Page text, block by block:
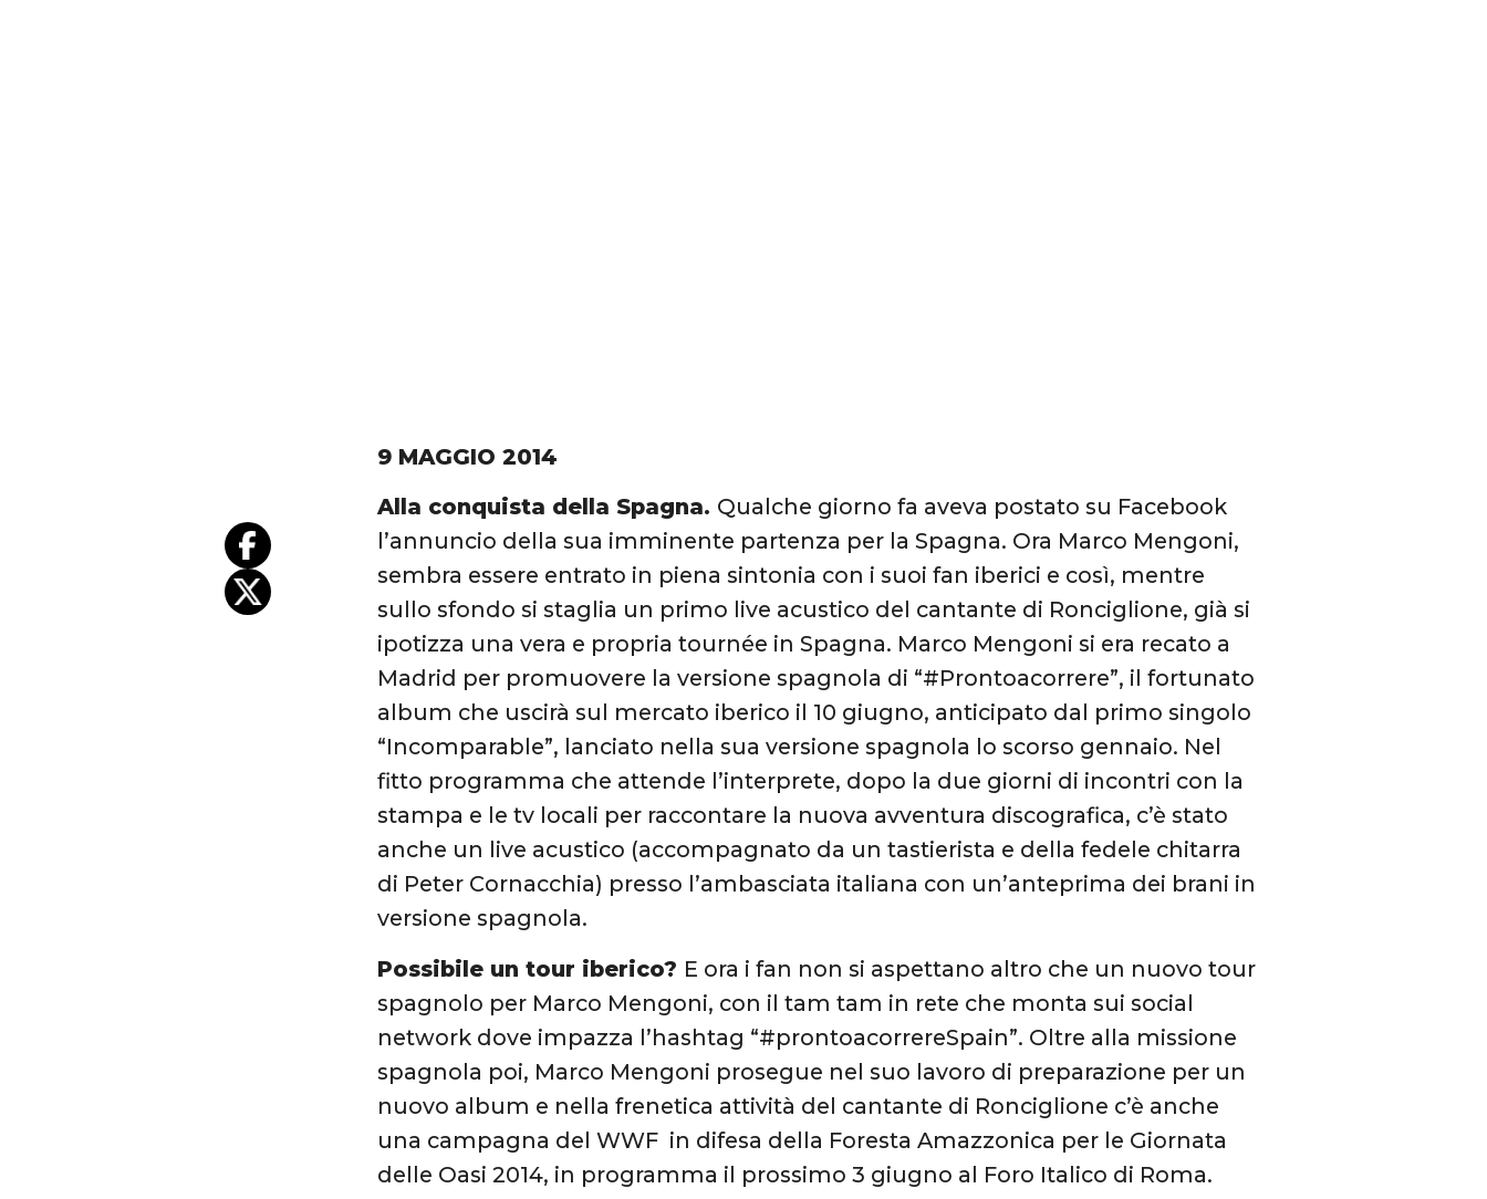
9 MAGGIO 2014
Alla conquista della Spagna. Qualche giorno fa aveva postato su Facebook
l’annuncio della sua imminente partenza per la Spagna. Ora Marco Mengoni,
sembra essere entrato in piena sintonia con i suoi fan iberici e così, mentre
sullo sfondo si staglia un primo live acustico del cantante di Ronciglione, già si
ipotizza una vera e propria tournée in Spagna. Marco Mengoni si era recato a
Madrid per promuovere la versione spagnola di “#Prontoacorrere”, il fortunato
album che uscirà sul mercato iberico il 10 giugno, anticipato dal primo singolo
“Incomparable”, lanciato nella sua versione spagnola lo scorso gennaio. Nel
fitto programma che attende l’interprete, dopo la due giorni di incontri con la
stampa e le tv locali per raccontare la nuova avventura discografica, c’è stato
anche un live acustico (accompagnato da un tastierista e della fedele chitarra
di Peter Cornacchia) presso l’ambasciata italiana con un’anteprima dei brani in
versione spagnola.
Possibile un tour iberico? E ora i fan non si aspettano altro che un nuovo tour
spagnolo per Marco Mengoni, con il tam tam in rete che monta sui social
network dove impazza l’hashtag “#prontoacorrereSpain”. Oltre alla missione
spagnola poi, Marco Mengoni prosegue nel suo lavoro di preparazione per un
nuovo album e nella frenetica attività del cantante di Ronciglione c’è anche
una campagna del WWF in difesa della Foresta Amazzonica per le Giornata
delle Oasi 2014, in programma il prossimo 3 giugno al Foro Italico di Roma.